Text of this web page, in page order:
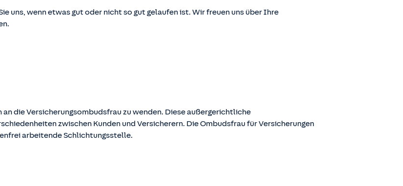
und -beratung (VersVermV)
uns, wenn etwas gut oder nicht so gut gelaufen ist. Wir freuen uns über Ihre
an die Versicherungsombudsfrau zu wenden. Diese außergerichtliche
zwischen Kunden und Versicherern. Die Ombudsfrau für Versicherungen
arbeitende Schlichtungsstelle.